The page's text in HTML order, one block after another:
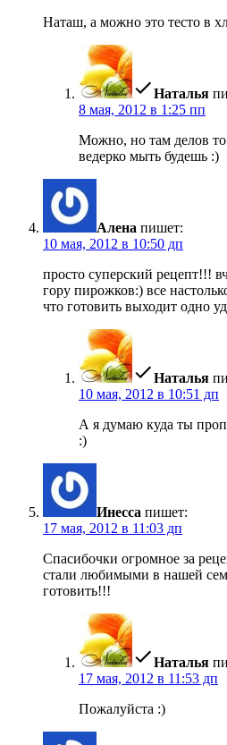
Наташ, а можно это тесто в
Наталья
8 мая, 2012 в 1:25 пп
Можно, но там делов
ведерко мыть будешь :)
Алена пишет:
10 мая, 2012 в 10:50 дп
просто суперский рецепт!!!
гору пирожков:) все
что готовить выходит одно
Наталья
10 мая, 2012 в 10:51 дп
А я думаю куда ты
:)
Инесса пишет:
17 мая, 2012 в 11:03 дп
Спасибочки огромное за
стали любимыми в нашей
готовить!!!
Наталья
17 мая, 2012 в 11:53 дп
Пожалуйста :)